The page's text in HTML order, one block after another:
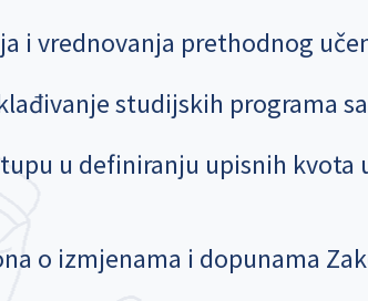
i vrednovanja prethodnog
studijskih programa
u definiranju upisnih kvota
o izmjenama i dopunama